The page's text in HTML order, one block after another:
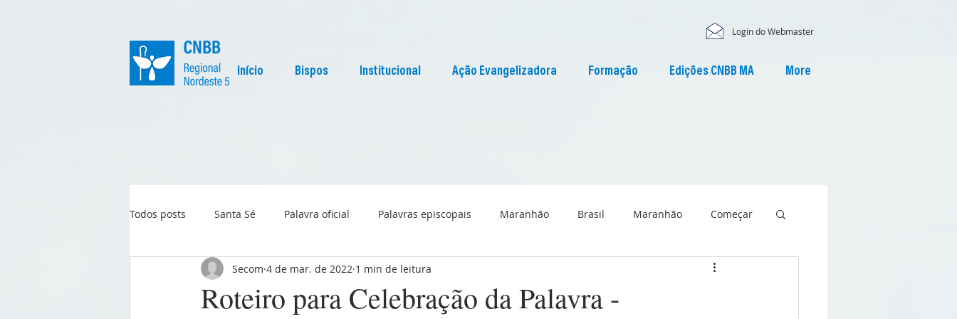
Login do Webmaster
Início Bispos Institucional Ação Evangelizadora Formação Edições CNBB MA More
Todos posts Santa Sé Palavra oficial Palavras episcopais Maranhão Brasil Maranhão Começar
Igreja no Mundo Liturgia Pascom Maranhão
Roteiro para Celebração da Palavra -
Secom 4 de mar. de 2022 1 min de leitura